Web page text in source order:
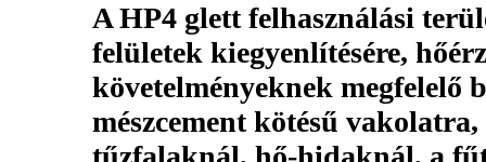
A HP4 glett felhasználási
felületek kiegyenlítésére,
követelményeknek megfelelő
mészcement kötésű